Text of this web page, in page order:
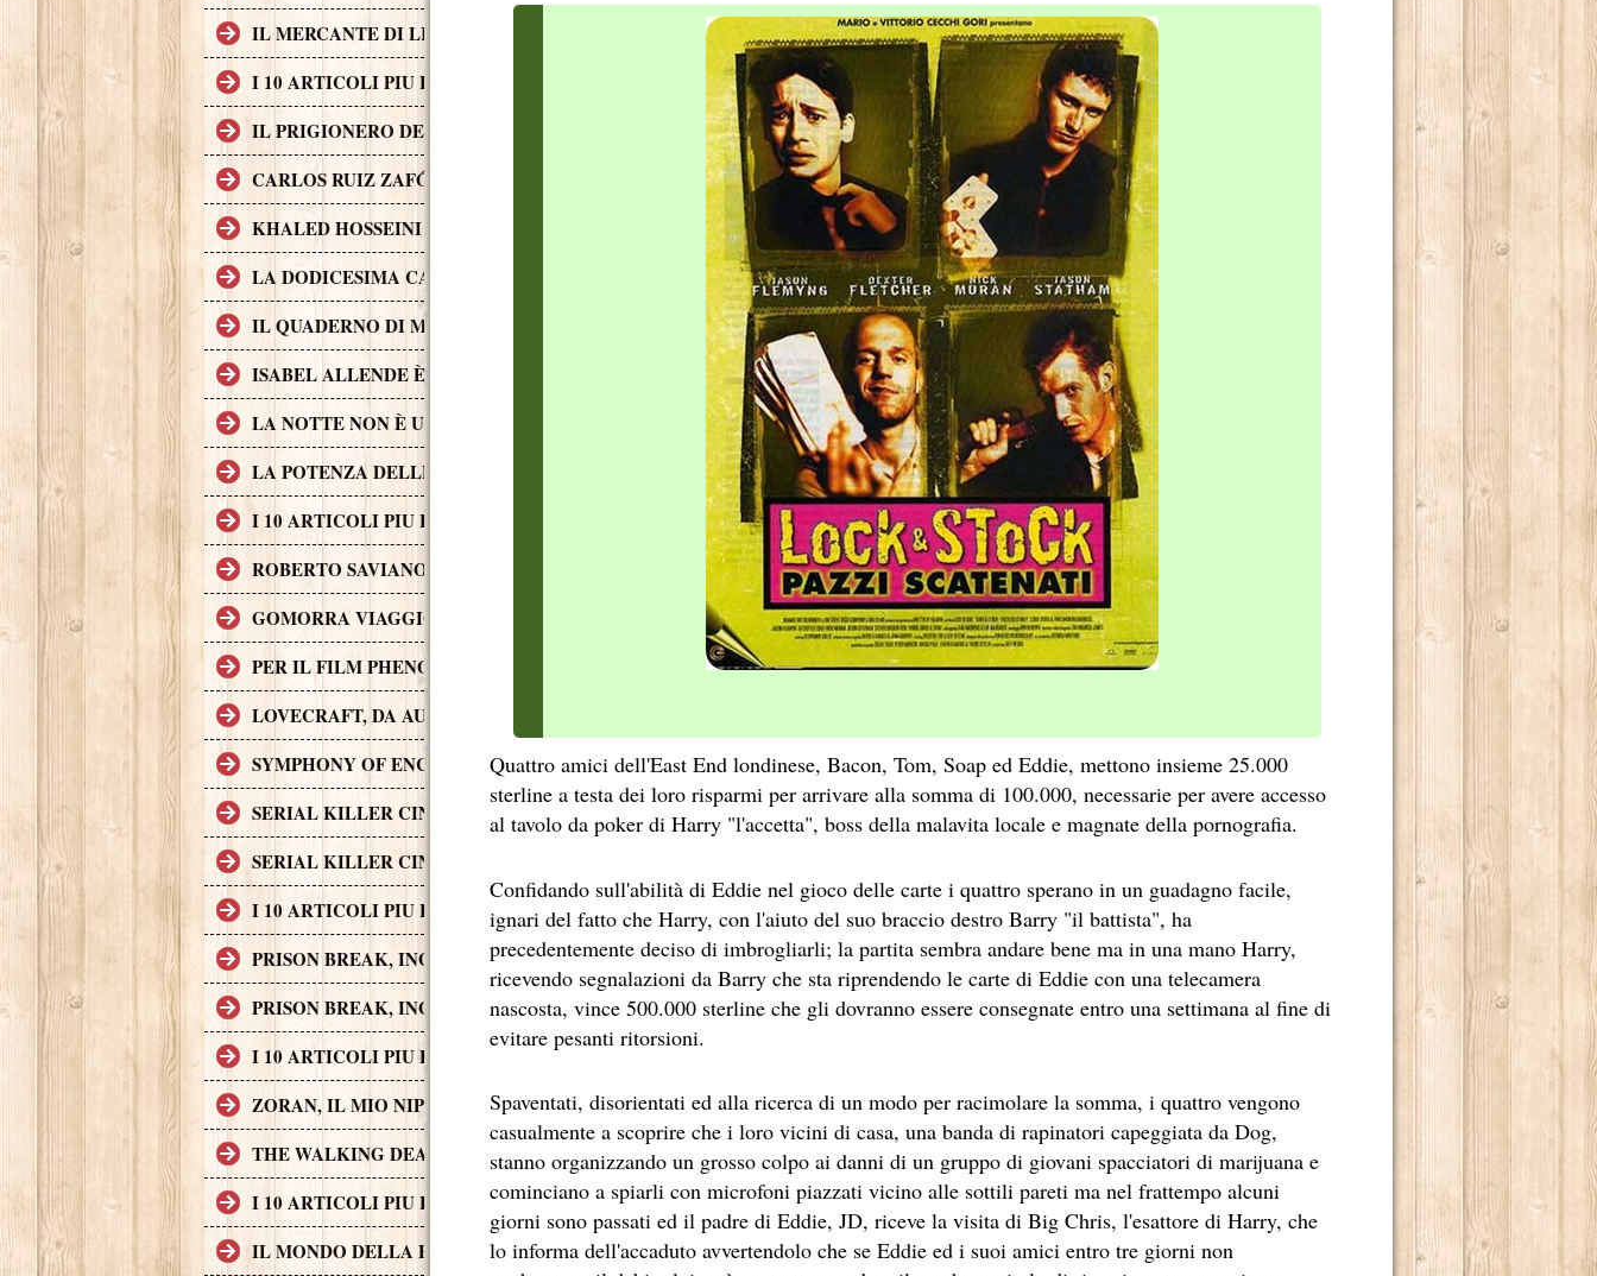
IL MERCANTE DI LIBRI MALEDETTI RAPPRESENTA L'ESORDIO ENIGMATICO E AVVINCENTE DI MARCELLO SIMONI.
I 10 ARTICOLI PIU LETTI SUL SITO RACCOMANDATI SE TI PIACCIONO NEL MESE DI APRILE 2013.
IL PRIGIONERO DEL CIELO, TERZO CAPITOLO DI QUELLA CHE DOVREBBE ESSERE LA QUADRILOGIA DI CARLOS RUIZ ZAFÓN.
CARLOS RUIZ ZAFÓN TRADOTTO IN OLTRE 40 LINGUE, LE SUE OPERE HANNO CONQUISTATO MILIONI DI LETTORI E NUMEROSI PREMI NEI CINQUE
KHALED HOSSEINI L'AUTORE DEL LIBRO CAMPIONE DI VENDITE, IL CACCIATORE DI AQUILONI.
LA DODICESIMA CARTA È IL SESTO LIBRO DI JEFFERY DEAVER DEDICATO AL CRIMINOLOGO TETRAPLEGICO LINCOLN RHYME.
IL QUADERNO DI MAYA È UN ROMANZO ATIPICO, UN VIAGGIO INTERIORE DI ISABEL ALLENDE NELL'INCONTAMINATO ARCIPELAGO DI CHILOÉ.
ISABEL ALLENDE È UNA DELLE AUTRICI LATINOAMERICANE DI MAGGIOR SUCCESSO AL MONDO.
LA NOTTE NON È UN POSTO SICURO, UNO PSICOPATICO ASSOLDATO DAL POTERE PER POTER INCASTRARE UN PEZZO GROSSO DELLA MAFIA
LA POTENZA DELLE STORIE LOVECRAFTIANE RISIEDE QUASI ESCLUSIVAMENTE NELLA SUA ENORME CAPACITÀ DI CONTROLLARE “LA SCRITTURA”.
I 10 ARTICOLI PIU LETTI SUL SITO RACCOMANDATI SE TI PIACCIONO NEL MESE DI MAGGIO 2013.
ROBERTO SAVIANO, II CASO GOMORRA, LE MINACCE E LA VITA SOTTO SCORTA.
GOMORRA VIAGGIO NELL'IMPERO ECONOMICO E NEL SOGNO DI DOMINIO DELLA CAMORRA.
PER IL FILM PHENOMENA SONO STATI UTILIZZATI 40 MILIONI DI INSETTI APPOSITAMENTE ALLEVATI.
LOVECRAFT, DA AUTORE A PERSONAGGIO NELLA CULTURA CONTEMPORANEA.
SYMPHONY OF ENCHANTED LANDS II: THE DARK SECRET – RHAPSODY OF FIRE.
SERIAL KILLER CINEMATOGRAFICI (2A PARTE).
SERIAL KILLER CINEMATOGRAFICI (1A PARTE).
I 10 ARTICOLI PIU LETTI SUL SITO RACCOMANDATI SE TI PIACCIONO NEL MESE DI LUGLIO 2013.
PRISON BREAK, INGEGNO, AZIONE, THRILLER E SUSPENSE A CUI FA DA SFONDO IL RETROSCENA DELLA POLITICA (1A STAGIONE).
PRISON BREAK, INGEGNO, AZIONE, THRILLER E SUSPENSE A CUI FA DA SFONDO IL RETROSCENA DELLA POLITICA (2A STAGIONE).
I 10 ARTICOLI PIU LETTI SUL SITO RACCOMANDATI SE TI PIACCIONO NEL MESE DI SETTEMBRE 2013.
ZORAN, IL MIO NIPOTE SCEMO.
THE WALKING DEAD
I 10 ARTICOLI PIU LETTI SUL SITO RACCOMANDATI SE TI PIACCIONO NEL MESE DI DICEMBRE 2013.
IL MONDO DELLA FINANZA SECONDO MARTIN SCORSESE
Quattro amici dell'East End londinese, Bacon, Tom, Soap ed Eddie, mettono insieme 25.000
sterline a testa dei loro risparmi per arrivare alla somma di 100.000, necessarie per avere accesso
al tavolo da poker di Harry "l'accetta", boss della malavita locale e magnate della pornografia.
Confidando sull'abilità di Eddie nel gioco delle carte i quattro sperano in un guadagno facile,
ignari del fatto che Harry, con l'aiuto del suo braccio destro Barry "il battista", ha
precedentemente deciso di imbrogliarli; la partita sembra andare bene ma in una mano Harry,
ricevendo segnalazioni da Barry che sta riprendendo le carte di Eddie con una telecamera
nascosta, vince 500.000 sterline che gli dovranno essere consegnate entro una settimana al fine di
evitare pesanti ritorsioni.
Spaventati, disorientati ed alla ricerca di un modo per racimolare la somma, i quattro vengono
casualmente a scoprire che i loro vicini di casa, una banda di rapinatori capeggiata da Dog,
stanno organizzando un grosso colpo ai danni di un gruppo di giovani spacciatori di marijuana e
cominciano a spiarli con microfoni piazzati vicino alle sottili pareti ma nel frattempo alcuni
giorni sono passati ed il padre di Eddie, JD, riceve la visita di Big Chris, l'esattore di Harry, che
lo informa dell'accaduto avvertendolo che se Eddie ed i suoi amici entro tre giorni non